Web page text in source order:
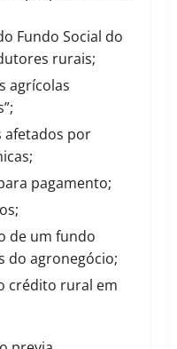
Fundo Social do
rurais;
agrícolas
afetados por
pagamento;
de um fundo
do agronegócio;
crédito rural em